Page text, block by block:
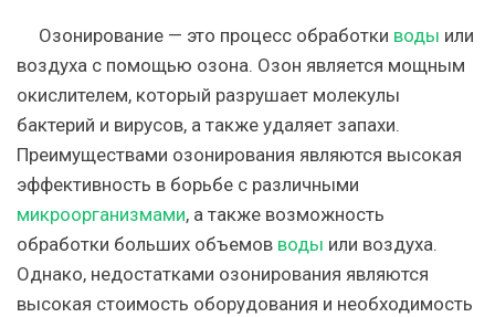
Озонирование — это процесс обработки воды или
воздуха с помощью озона. Озон является мощным
окислителем, который разрушает молекулы
бактерий и вирусов, а также удаляет запахи.
Преимуществами озонирования являются высокая
эффективность в борьбе с различными
микроорганизмами, а также возможность
обработки больших объемов воды или воздуха.
Однако, недостатками озонирования являются
высокая стоимость оборудования и необходимость